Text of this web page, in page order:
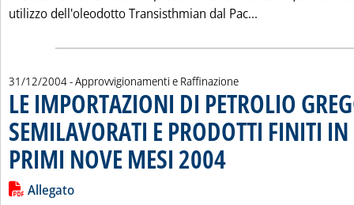
utilizzo dell'oleodotto Transisthmian dal Pac...
31/12/2004- Approvvigionamenti e Raffinazione
LE IMPORTAZIONI DI PETROLIO
SEMILAVORATI E PRODOTTI FINITI
PRIMI NOVE MESI 2004
Leggi tutta la notizia: 'LE IMPORTAZIONI DI PETROLIO
Lista allegati PDF alla notizia
Allegato